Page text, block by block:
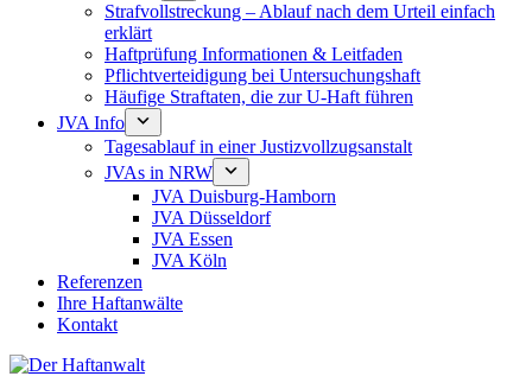
Strafvollstreckung – Ablauf nach dem Urteil einfach
erklärt
Haftprüfung Informationen & Leitfaden
Pflichtverteidigung bei Untersuchungshaft
Häufige Straftaten, die zur U-Haft führen
JVA Info
Tagesablauf in einer Justizvollzugsanstalt
JVAs in NRW
JVA Duisburg-Hamborn
JVA Düsseldorf
JVA Essen
JVA Köln
Referenzen
Ihre Haftanwälte
Kontakt